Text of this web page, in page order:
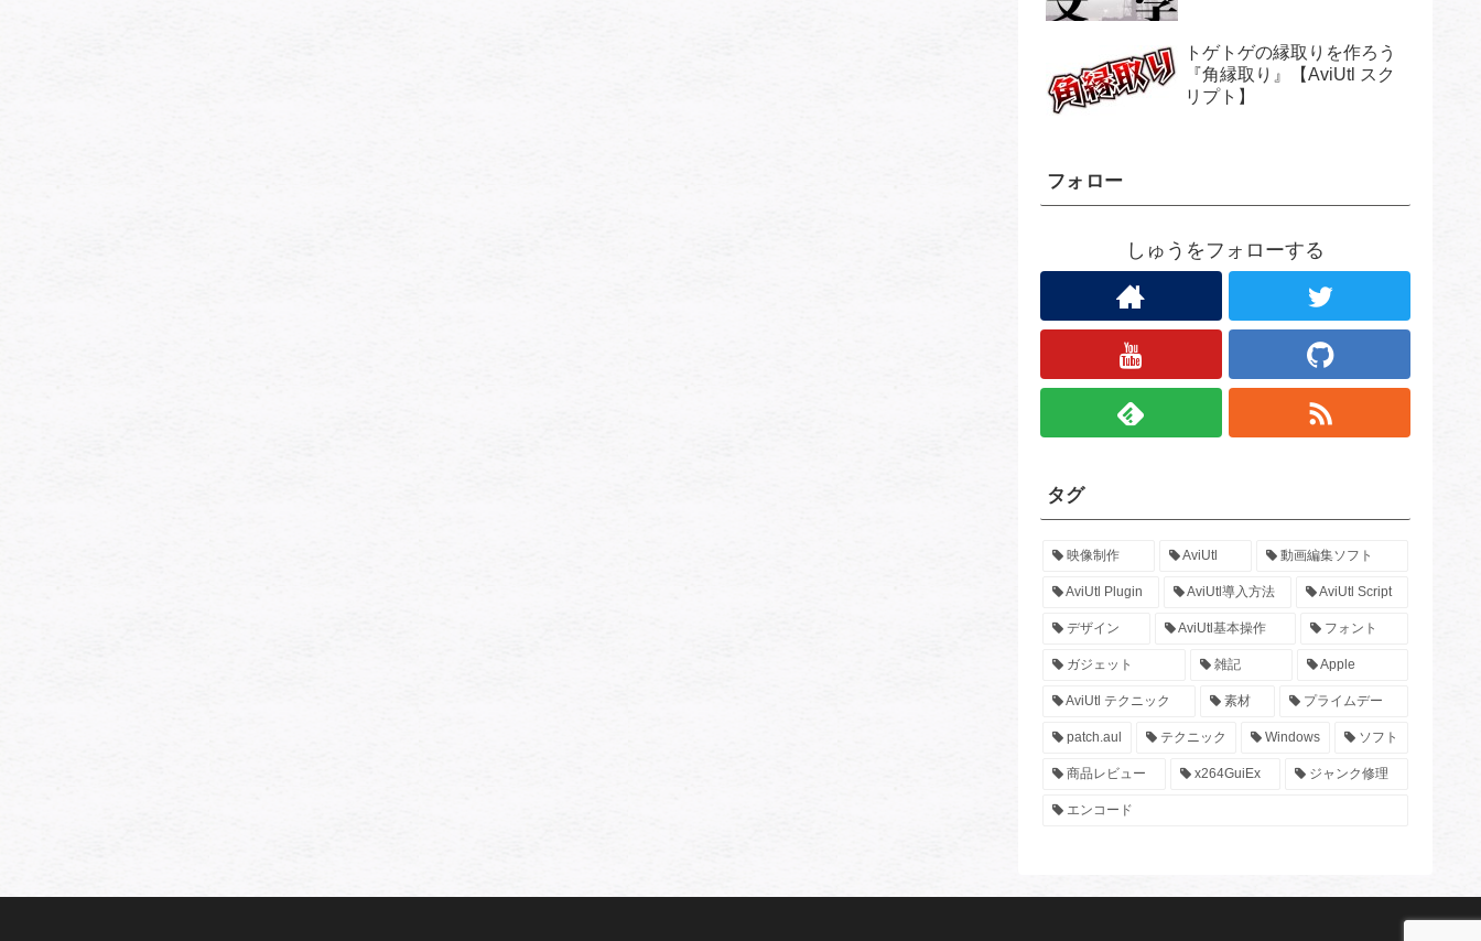
トゲトゲの縁取りを作ろう
『角縁取り』【AviUtl スク
リプト】
フォロー
しゅうをフォローする
タグ
映像制作 AviUtl 動画編集ソフト
AviUtl Plugin AviUtl導入方法 AviUtl Script
デザイン AviUtl基本操作 フォント
ガジェット 雑記 Apple
AviUtl テクニック 素材 プライムデー
patch.aul テクニック Windows ソフト
商品レビュー x264GuiEx ジャンク修理
エンコード